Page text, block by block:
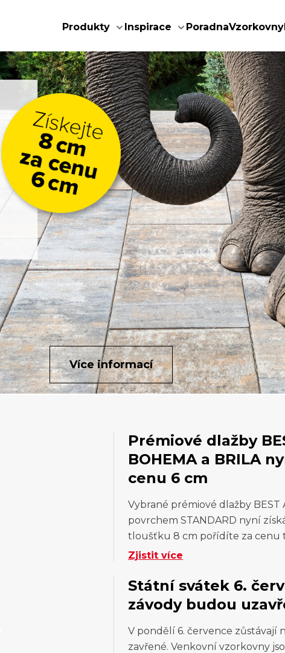
Produkty Inspirace PoradnaVzorkovny
Více informací
Prémiové dlažby
BOHEMA a BRILA
cenu 6 cm
Vybrané prémiové dlažby BEST
povrchem STANDARD nyní
tloušťku 8 cm pořídíte za cenu
Zjistit více
Státní svátek 6.
závody budou
V pondělí 6. července zůstávají
zavřené. Venkovní vzorkovny